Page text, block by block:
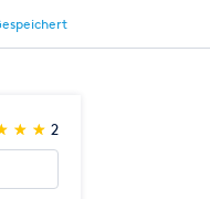
★
★ ★
★ 2